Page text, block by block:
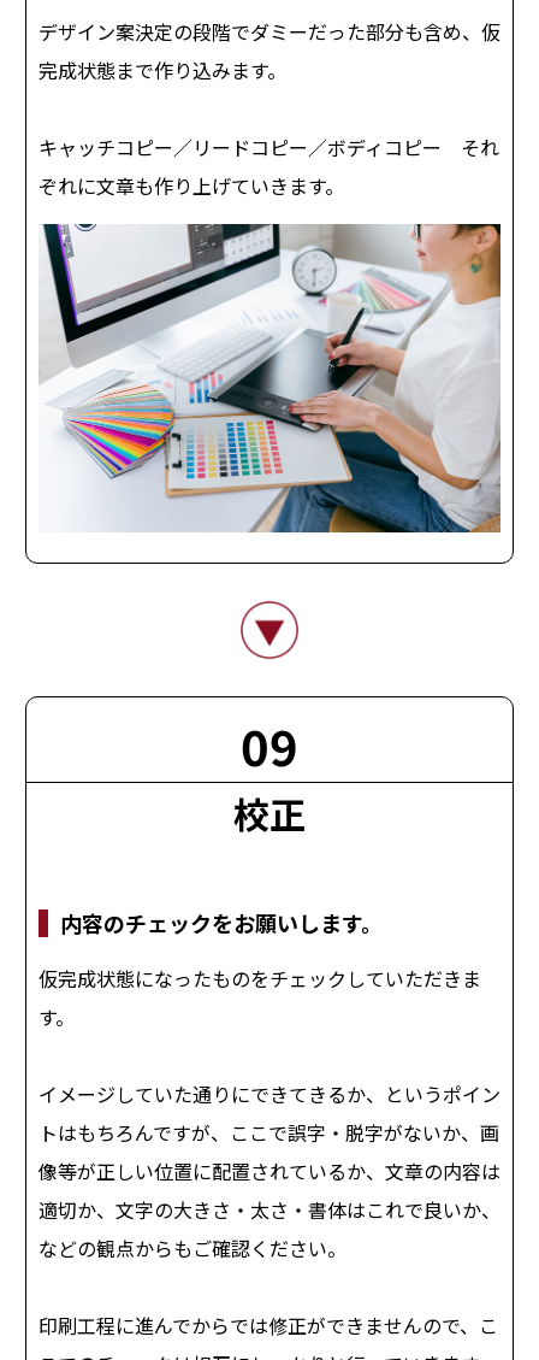
デザイン案決定の段階でダミーだった部分も含め、仮
完成状態まで作り込みます。
キャッチコピー／リードコピー／ボディコピー それ
ぞれに文章も作り上げていきます。
09
校正
内容のチェックをお願いします。
仮完成状態になったものをチェックしていただきま
す。
イメージしていた通りにできてきるか、というポイン
トはもちろんですが、ここで誤字・脱字がないか、画
像等が正しい位置に配置されているか、文章の内容は
適切か、文字の大きさ・太さ・書体はこれで良いか、
などの観点からもご確認ください。
印刷工程に進んでからでは修正ができませんので、こ